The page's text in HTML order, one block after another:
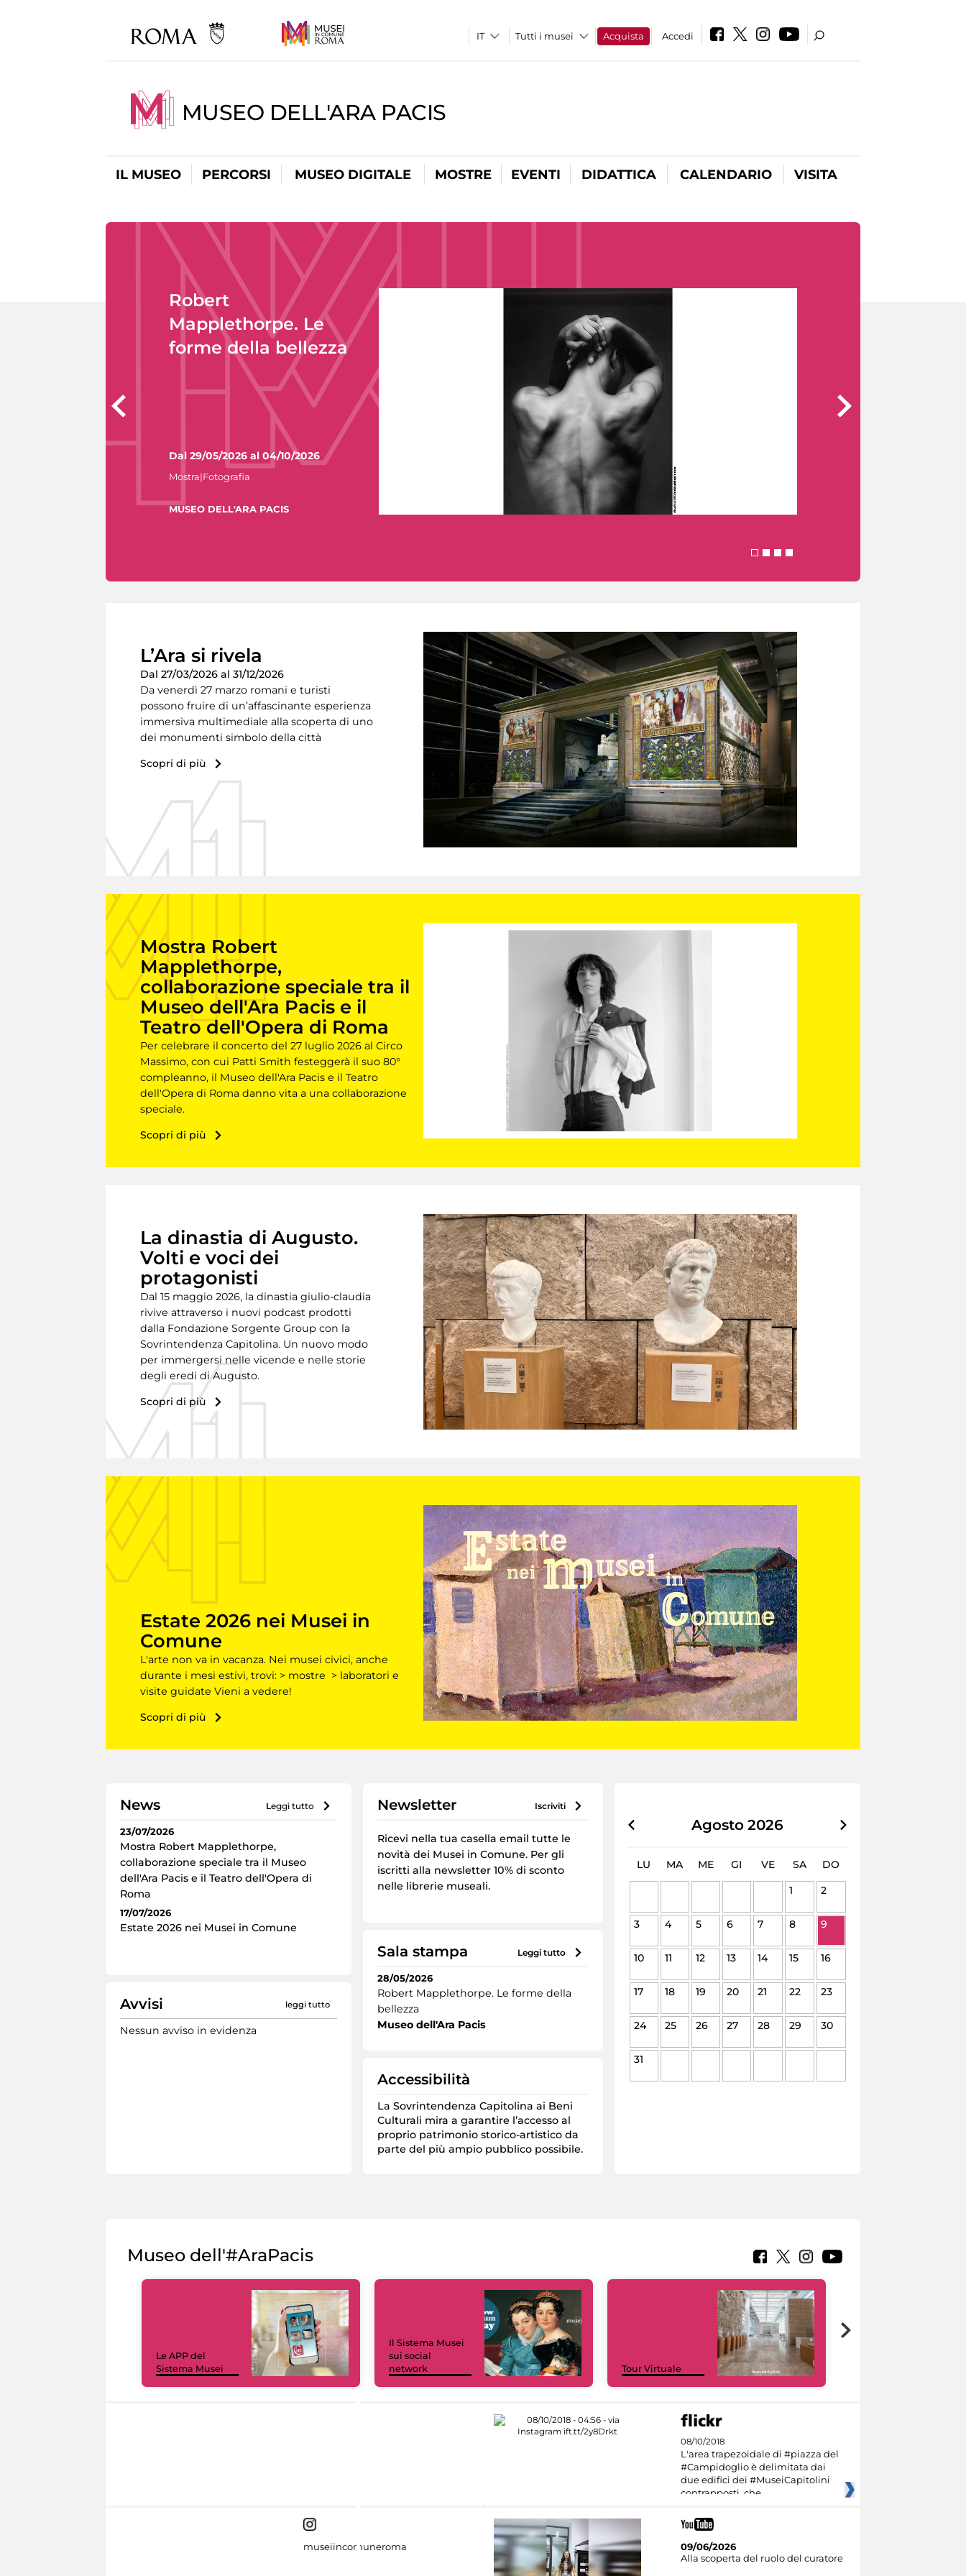
Tutti i musei Acquista Accedi
MUSEO DELL'ARA PACIS
IL MUSEO PERCORSI MUSEO DIGITALE MOSTRE EVENTI DIDATTICA CALENDARIO VISITA
Robert
Mapplethorpe. Le
forme della bellezza
Dal 29/05/2026 al 04/10/2026
Mostra|Fotografia
MUSEO DELL'ARA PACIS
L’Ara si rivela
Dal 27/03/2026 al 31/12/2026
Da venerdì 27 marzo romani e turisti
possono fruire di un’affascinante esperienza
immersiva multimediale alla scoperta di uno
dei monumenti simbolo della città
Scopri di più
Mostra Robert
Mapplethorpe,
collaborazione speciale tra il
Museo dell'Ara Pacis e il
Teatro dell'Opera di Roma
Per celebrare il concerto del 27 luglio 2026 al Circo
Massimo, con cui Patti Smith festeggerà il suo 80°
compleanno, il Museo dell'Ara Pacis e il Teatro
dell'Opera di Roma danno vita a una collaborazione
speciale.
Scopri di più
La dinastia di Augusto.
Volti e voci dei
protagonisti
Dal 15 maggio 2026, la dinastia giulio-claudia
rivive attraverso i nuovi podcast prodotti
dalla Fondazione Sorgente Group con la
Sovrintendenza Capitolina. Un nuovo modo
per immergersi nelle vicende e nelle storie
degli eredi di Augusto.
Scopri di più
Estate 2026 nei Musei in
Comune
L'arte non va in vacanza. Nei musei civici, anche
durante i mesi estivi, trovi: > mostre > laboratori e
visite guidate Vieni a vedere!
Scopri di più
News leggi tutto
23/07/2026
Mostra Robert Mapplethorpe,
collaborazione speciale tra il Museo
dell'Ara Pacis e il Teatro dell'Opera di
Roma
17/07/2026
Estate 2026 nei Musei in Comune
Avvisi leggi tutto
Nessun avviso in evidenza
Newsletter iscriviti
Ricevi nella tua casella email tutte le
novità dei Musei in Comune. Per gli
iscritti alla newsletter 10% di sconto
nelle librerie museali.
Sala stampa leggi tutto
28/05/2026
Robert Mapplethorpe. Le forme della
bellezza
Museo dell'Ara Pacis
Accessibilità
La Sovrintendenza Capitolina ai Beni
Culturali mira a garantire l’accesso al
proprio patrimonio storico-artistico da
parte del più ampio pubblico possibile.
Agosto 2026
LU MA ME GI VE SA
DO
1
2
3 4 5 6 7 8 9
10 11 12 13 14 15 16
17 18 19 20 21 22 23
24 25 26 27 28 29 30
31
Museo dell'#AraPacis
Le APP del
Sistema Musei
Il Sistema Musei
sui social
network
Tour Virtuale
08/10/2018
L'area trapezoidale di #piazza del
#Campidoglio è delimitata dai
due edifici dei #MuseiCapitolini
contrapposti, che
museiincomuneroma
09/06/2026
Alla scoperta del ruolo del curatore